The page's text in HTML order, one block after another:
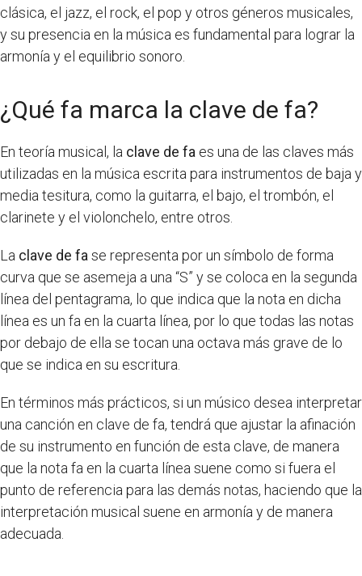
clásica, el jazz, el rock, el pop y otros géneros musicales,
y su presencia en la música es fundamental para lograr la
armonía y el equilibrio sonoro.
¿Qué fa marca la clave de fa?
En teoría musical, la clave de fa es una de las claves más
utilizadas en la música escrita para instrumentos de baja y
media tesitura, como la guitarra, el bajo, el trombón, el
clarinete y el violonchelo, entre otros.
La clave de fa se representa por un símbolo de forma
curva que se asemeja a una “S” y se coloca en la segunda
línea del pentagrama, lo que indica que la nota en dicha
línea es un fa en la cuarta línea, por lo que todas las notas
por debajo de ella se tocan una octava más grave de lo
que se indica en su escritura.
En términos más prácticos, si un músico desea interpretar
una canción en clave de fa, tendrá que ajustar la afinación
de su instrumento en función de esta clave, de manera
que la nota fa en la cuarta línea suene como si fuera el
punto de referencia para las demás notas, haciendo que la
interpretación musical suene en armonía y de manera
adecuada.